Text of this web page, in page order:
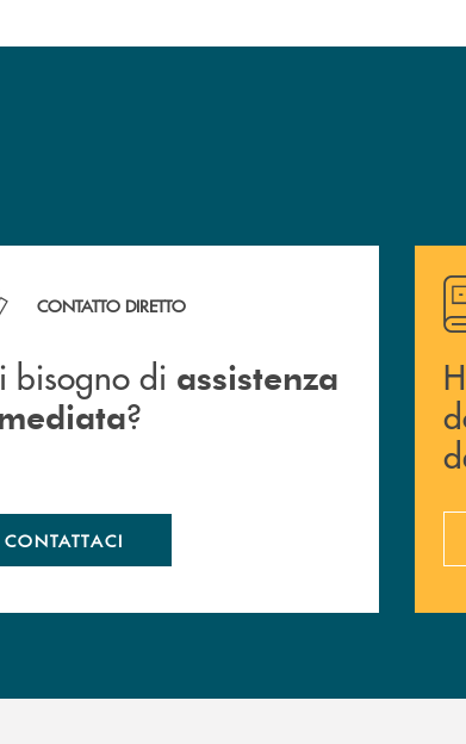
di assistenza immediata ?
CONTATTO DIRETTO
bisogno di assistenza
?
CONTATTACI